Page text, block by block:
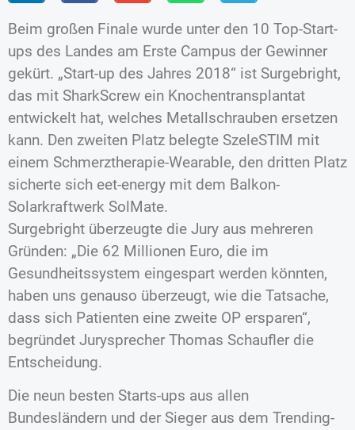
Beim großen Finale wurde unter den 10 Top-Start-
ups des Landes am Erste Campus der Gewinner
gekürt. „Start-up des Jahres 2018“ ist Surgebright,
das mit SharkScrew ein Knochentransplantat
entwickelt hat, welches Metallschrauben ersetzen
kann. Den zweiten Platz belegte SzeleSTIM mit
einem Schmerztherapie-Wearable, den dritten Platz
sicherte sich eet-energy mit dem Balkon-
Solarkraftwerk SolMate.
Surgebright überzeugte die Jury aus mehreren
Gründen: „Die 62 Millionen Euro, die im
Gesundheitssystem eingespart werden könnten,
haben uns genauso überzeugt, wie die Tatsache,
dass sich Patienten eine zweite OP ersparen“,
begründet Jurysprecher Thomas Schaufler die
Entscheidung.
Die neun besten Starts-ups aus allen
Bundesländern und der Sieger aus dem Trending-